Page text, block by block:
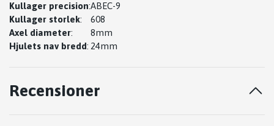
Kullager precision:ABEC-9
Kullager storlek:
608
Axel diameter:
8mm
Hjulets nav bredd: 24mm
Recensioner